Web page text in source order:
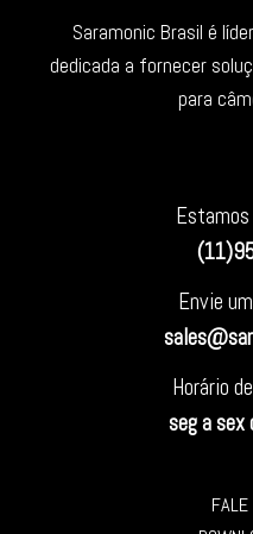
Saramonic Brasil é
dedicada a fornecer
para
Envie
Horário
seg a sex
FALE